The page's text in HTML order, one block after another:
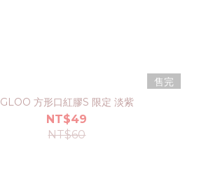
售完
GLOO 方形口紅膠S 限定 淡紫
NT$49
NT$60